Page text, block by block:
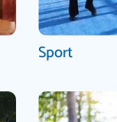
Sport